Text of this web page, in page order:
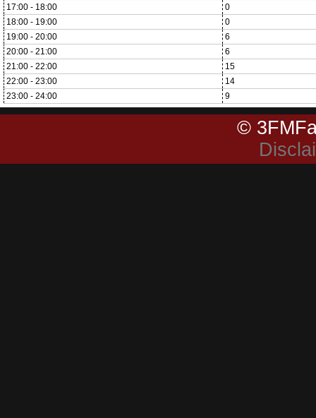
17:00 - 18:00
0
18:00 - 19:00
0
19:00 - 20:00
6
20:00 - 21:00
6
21:00 - 22:00
15
22:00 - 23:00
14
23:00 - 24:00
9
©